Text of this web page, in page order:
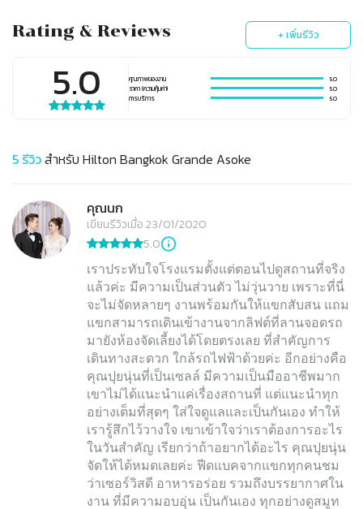
Rating & Reviews + เพิ่มรีวิว
5.0 คุณภาพของงาน
5.0
ราคา (ความคุ้มค่า)
5.0
การบริการ
5.0
5รีวิวสำหรับ Hilton Bangkok Grande Asoke
คุณนก
เขียนรีวิวเมื่อ 23/01/2020
5.0
เราประทับใจโรงแรมตั้งแต่ตอนไปดูสถานที่จริง
แล้วค่ะ มีความเป็นส่วนตัว ไม่วุ่นวาย เพราะที่นี่
จะไม่จัดหลายๆ งานพร้อมกันให้แขกสับสน แถม
แขกสามารถเดินเข้างานจากลิฟต์ที่ลานจอดรถ
มายังห้องจัดเลี้ยงได้โดยตรงเลย ที่สำคัญการ
เดินทางสะดวก ใกล้รถไฟฟ้าด้วยค่ะ อีกอย่างคือ
คุณปุยนุ่นที่เป็นเซลล์ มีความเป็นมืออาชีพมาก
เขาไม่ได้แนะนำแค่เรื่องสถานที่ แต่แนะนำทุก
อย่างเต็มที่สุดๆ ใส่ใจดูแลและเป็นกันเอง ทำให้
เรารู้สึกไว้วางใจ เขาเข้าใจว่าเราต้องการอะไร
ในวันสำคัญ เรียกว่าถ้าอยากได้อะไร คุณปุยนุ่น
จัดให้ได้หมดเลยค่ะ ฟีดแบคจากแขกทุกคนชม
ว่าเซอร์วิสดี อาหารอร่อย รวมถึงบรรยากาศใน
งาน ที่มีความอบอุ่น เป็นกันเอง ทุกอย่างดูสมูท